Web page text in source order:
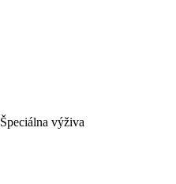
Špeciálna výživa